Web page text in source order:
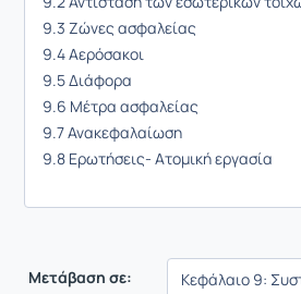
9.3 Ζώνες ασφαλείας
9.4 Αερόσακοι
9.5 Διάφορα
9.6 Μέτρα ασφαλείας
9.7 Ανακεφαλαίωση
9.8 Ερωτήσεις- Ατομική εργασία
Μετάβαση σε: